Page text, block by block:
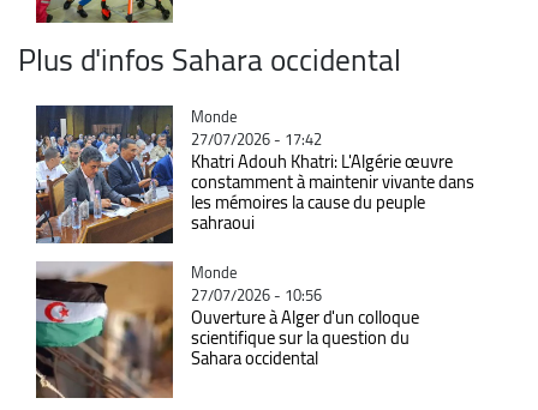
Plus d'infos Sahara occidental
Catégorie
Monde
27/07/2026 - 17:42
Khatri Adouh Khatri: L'Algérie œuvre
constamment à maintenir vivante dans
les mémoires la cause du peuple
sahraoui
Catégorie
Monde
27/07/2026 - 10:56
Ouverture à Alger d'un colloque
scientifique sur la question du
Sahara occidental